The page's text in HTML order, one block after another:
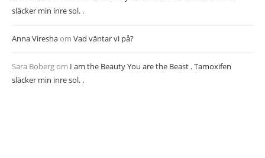
släcker min inre sol. .
Anna Vireshaom Vad väntar vi på?
Sara Bobergom I am the Beauty You are the Beast . Tamoxifen
släcker min inre sol. .